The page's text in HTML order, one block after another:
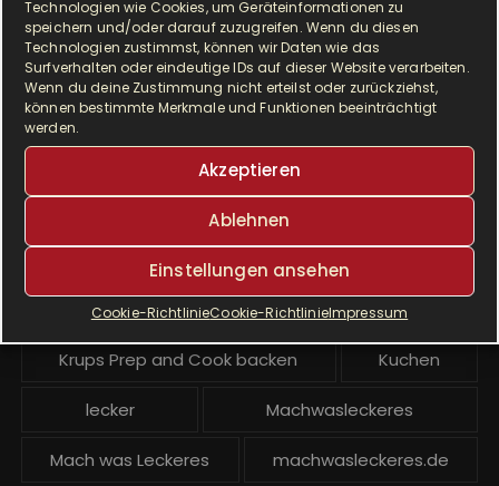
Technologien wie Cookies, um Geräteinformationen zu
speichern und/oder darauf zuzugreifen. Wenn du diesen
Technologien zustimmst, können wir Daten wie das
Surfverhalten oder eindeutige IDs auf dieser Website verarbeiten.
Wenn du deine Zustimmung nicht erteilst oder zurückziehst,
können bestimmte Merkmale und Funktionen beeinträchtigt
werden.
Akzeptieren
Ablehnen
Einstellungen ansehen
Cookie-RichtlinieCookie-RichtlinieImpressum
Hauptgericht Hefe Hefeteig
HP5031 HP 5031
I Prep & Cook Gourmet kochen
Krups Master Perfect Gourmet
Krups Prep & Cook
Krups Prep & Cook Rezepte
Krups Prep and Cook
Krups Prep and Cook backen Kuchen
lecker Machwasleckeres
Mach was Leckeres machwasleckeres.de